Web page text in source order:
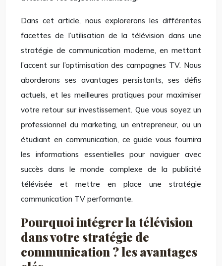
Dans cet article, nous explorerons les différentes
facettes de l’utilisation de la télévision dans une
stratégie de communication moderne, en mettant
l’accent sur l’optimisation des campagnes TV. Nous
aborderons ses avantages persistants, ses défis
actuels, et les meilleures pratiques pour maximiser
votre retour sur investissement. Que vous soyez un
professionnel du marketing, un entrepreneur, ou un
étudiant en communication, ce guide vous fournira
les informations essentielles pour naviguer avec
succès dans le monde complexe de la publicité
télévisée et mettre en place une stratégie
communication TV performante.
Pourquoi intégrer la télévision
dans votre stratégie de
communication ? les avantages